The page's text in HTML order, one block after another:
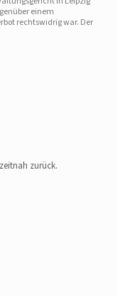
einem
rechtswidrig war. Der
zurück.